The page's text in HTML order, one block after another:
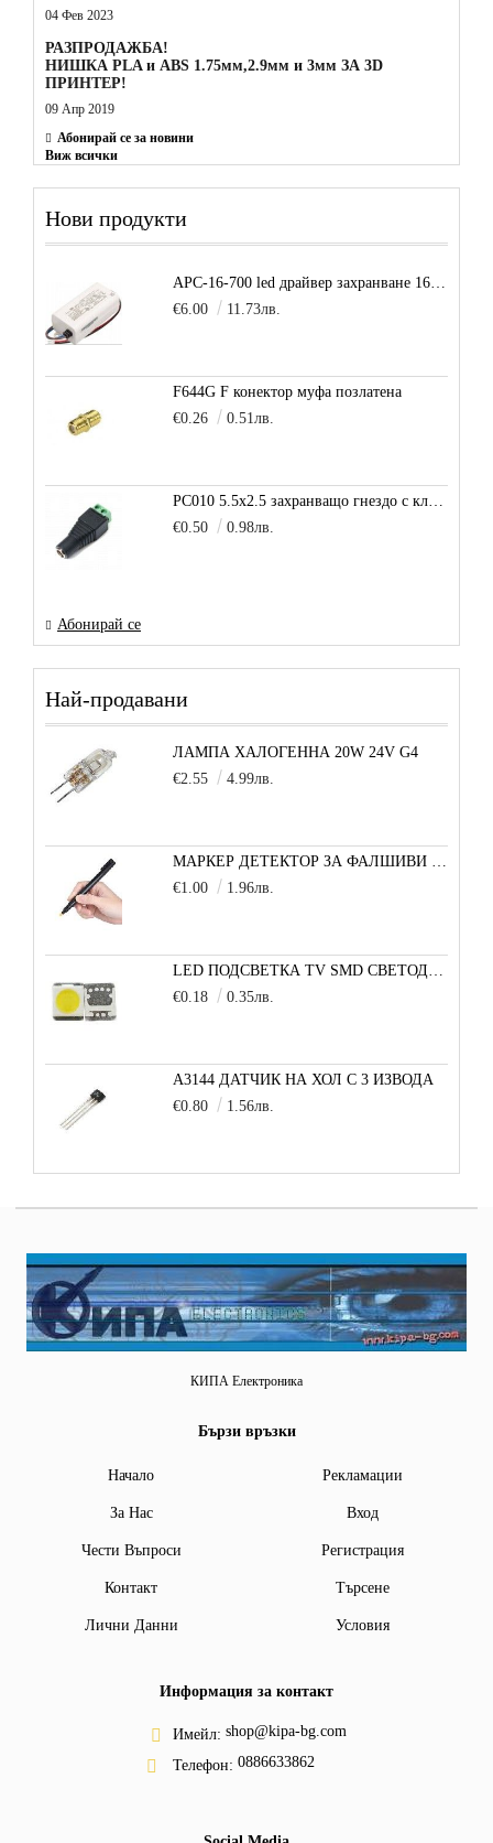
04 Фев 2023
РАЗПРОДАЖБА!
НИШКА PLA и ABS 1.75мм,2.9мм и 3мм ЗА 3D
ПРИНТЕР!
09 Апр 2019
Абонирай се за новини
Виж всички
Нови продукти
APC-16-700 led драйвер захранване 16.8W 700mA
€6.00
11.73лв.
F644G F конектор муфа позлатена
€0.26
0.51лв.
PC010 5.5x2.5 захранващо гнездо с клема за кабел
€0.50
0.98лв.
Абонирай се
Най-продавани
ЛАМПА ХАЛОГЕННА 20W 24V G4
€2.55
4.99лв.
МАРКЕР ДЕТЕКТОР ЗА ФАЛШИВИ БАНКНОТИ
€1.00
1.96лв.
LED ПОДСВЕТКА TV SMD СВЕТОДИОД 2835 2W 3V МАЛКА+
€0.18
0.35лв.
A3144 ДАТЧИК НА ХОЛ С 3 ИЗВОДА
€0.80
1.56лв.
КИПА Електроника
Бързи връзки
Начало Рекламации
За Нас Вход
Чести Въпроси Регистрация
Контакт Търсене
Лични Данни Условия
Информация за контакт
Имейл: shop@kipa-bg.com
Телефон: 0886633862